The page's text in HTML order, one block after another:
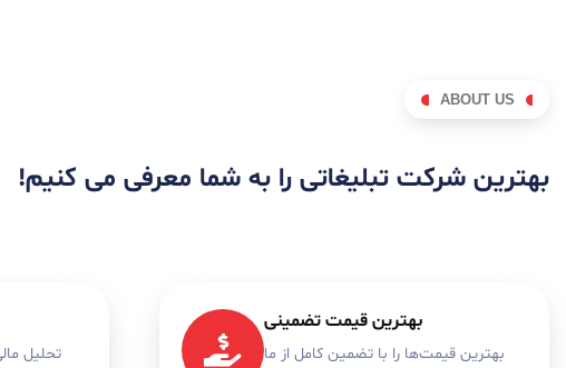
ABOUT US
بهترین شرکت تبلیغاتی را به شما معرفی می کنیم!
بهترین قیمت تضمینی
بهترین قیمت‌ها را با تضمین کامل از ما
تحلیل